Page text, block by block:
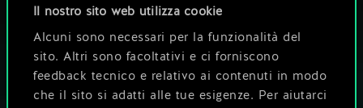
Il nostro sito web utilizza cookie
Alcuni sono necessari per la funzionalità del
sito. Altri sono facoltativi e ci forniscono
feedback tecnico e relativo ai contenuti in modo
che il sito si adatti alle tue esigenze. Per aiutarci
CHE NE DICI DI UNA PARTITA A GWENT?
GIOCA GRATIS
SU PC
Questo titolo offre acquisti all'interno del gioco.